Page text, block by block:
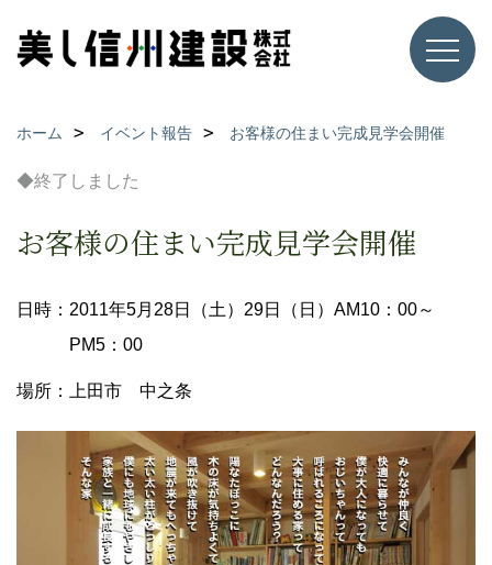
ホーム イベント報告 お客様の住まい完成見学会開催
◆終了しました
お客様の住まい完成見学会開催
日時：2011年5月28日（土）29日（日）AM10：00～
PM5：00
場所：上田市 中之条